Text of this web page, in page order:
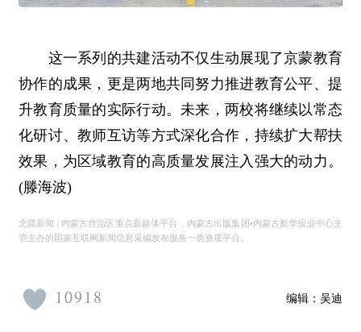
这一系列的共建活动不仅生动展现了京蒙教育
协作的成果，更是两地共同努力推进教育公平、提
升教育质量的实际行动。未来，两校将继续以常态
化研讨、教师互访等方式深化合作，持续扩大帮扶
效果，为区域教育的高质量发展注入强大的动力。
(滕海波)
北疆新闻 | 内蒙古自治区重点新媒体平台，内蒙古出版集团•内蒙古新华报业中心主
管主办的国家互联网新闻信息采编发布服务一类资质平台。
编辑： 吴迪
10918